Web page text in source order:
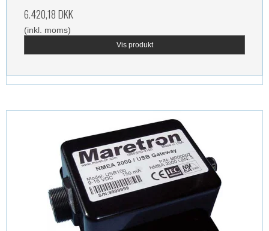
6.420,18 DKK
(inkl. moms)
Vis produkt